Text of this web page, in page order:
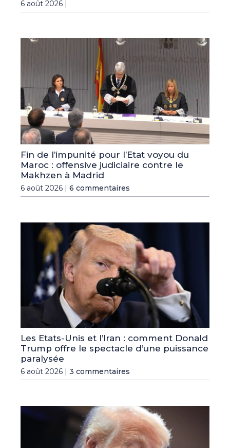
6 août 2026 |
Fin de l’impunité pour l’Etat voyou du
Maroc : offensive judiciaire contre le
Makhzen à Madrid
6 août 2026 | 6 commentaires
Les Etats-Unis et l’Iran : comment Donald
Trump offre le spectacle d’une puissance
paralysée
6 août 2026 | 3 commentaires